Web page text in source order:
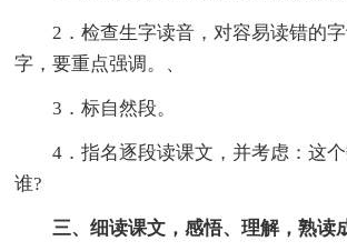
2．检查生字读音，对容易读错的字
字，要重点强调。、
3．标自然段。
4．指名逐段读课文，并考虑：这个
谁?
三、细读课文，感悟、理解，熟读